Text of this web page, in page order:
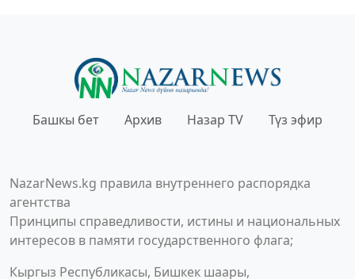
Башкы бет Архив Назар TV Түз эфир
NazarNews.kg правила внутреннего распорядка
агентства
Принципы справедливости, истины и национальных
интересов в памяти государственного флага;
Кыргыз Республикасы, Бишкек шаары,